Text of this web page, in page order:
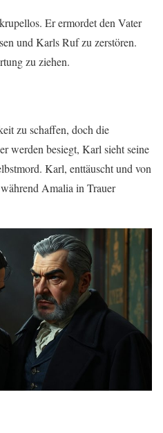
Er ermordet den Vater
und Karls Ruf zu zerstören.
zu ziehen.
zu schaffen, doch die
werden besiegt, Karl sieht seine
Karl, enttäuscht und von
Amalia in Trauer